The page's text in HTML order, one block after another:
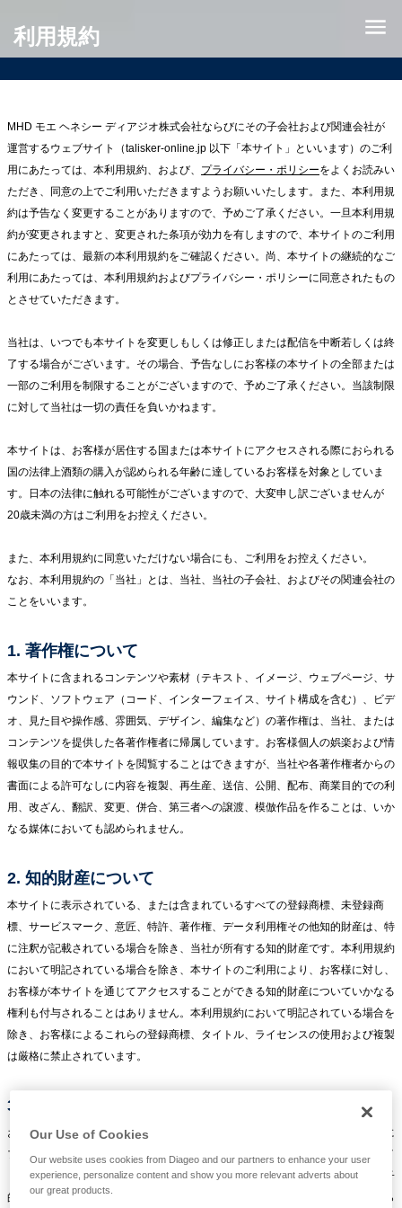
ト
ス
ッ
チ
MADE
利用規約
MHD モエ ヘネシー ディアジオ株式会社ならびにその子会社および関連会社が
運営するウェブサイト（talisker-online.jp 以下「本サイト」といいます）のご利
用にあたっては、本利用規約、および、 プライバシー・ポリシーをよくお読みい
ただき、同意の上でご利用いただきますようお願いいたします。また、本利用規
約は予告なく変更することがありますので、予めご了承ください。一旦本利用規
約が変更されますと、変更された条項が効力を有しますので、本サイトのご利用
にあたっては、最新の本利用規約をご確認ください。尚、本サイトの継続的なご
利用にあたっては、本利用規約およびプライバシー・ポリシーに同意されたもの
とさせていただきます。
当社は、いつでも本サイトを変更しもしくは修正しまたは配信を中断若しくは終
了する場合がございます。その場合、予告なしにお客様の本サイトの全部または
一部のご利用を制限することがございますので、予めご了承ください。当該制限
に対して当社は一切の責任を負いかねます。
本サイトは、お客様が居住する国または本サイトにアクセスされる際におられる
国の法律上酒類の購入が認められる年齢に達しているお客様を対象としていま
す。日本の法律に触れる可能性がございますので、大変申し訳ございませんが
20歳未満の方はご利用をお控えください。
また、本利用規約に同意いただけない場合にも、ご利用をお控えください。
なお、本利用規約の「当社」とは、当社、当社の子会社、およびその関連会社の
ことをいいます。
1. 著作権について
本サイトに含まれるコンテンツや素材（テキスト、イメージ、ウェブページ、サ
ウンド、ソフトウェア（コード、インターフェイス、サイト構成を含む）、ビデ
オ、見た目や操作感、雰囲気、デザイン、編集など）の著作権は、当社、または
コンテンツを提供した各著作権者に帰属しています。お客様個人の娯楽および情
報収集の目的で本サイトを閲覧することはできますが、当社や各著作権者からの
書面による許可なしに内容を複製、再生産、送信、公開、配布、商業目的での利
用、改ざん、翻訳、変更、併合、第三者への譲渡、模倣作品を作ることは、いか
なる媒体においても認められません。
2. 知的財産について
本サイトに表示されている、または含まれているすべての登録商標、未登録商
標、サービスマーク、意匠、特許、著作権、データ利用権その他知的財産は、特
に注釈が記載されている場合を除き、当社が所有する知的財産です。本利用規約
において明記されている場合を除き、本サイトのご利用により、お客様に対し、
お客様が本サイトを通じてアクセスすることができる知的財産についていかなる
権利も付与されることはありません。本利用規約において明記されている場合を
除き、お客様によるこれらの登録商標、タイトル、ライセンスの使用および複製
は厳格に禁止されています。
3. コピーについて
お客様は本サイトを閲覧することができます。合法的で、個人的な目的のために
プリントアウトする場合であって、商業的な目的を伴わない場合に限り、本サイ
トの内容をプリントアウトすることができます。それ以外のいかなる複製（電子
的、プリントアウトおよび他の全ての方法も含みます）も禁止されおり、これら
Our Use of Cookies
Our website uses cookies from Diageo and our partners to enhance your user
experience, personalize content and show you more relevant adverts about
our great products.